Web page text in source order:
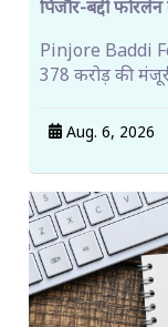
पिंजौर-बद्दी
Pinjore Baddi
378 करोड़ की
Aug. 6, 2026